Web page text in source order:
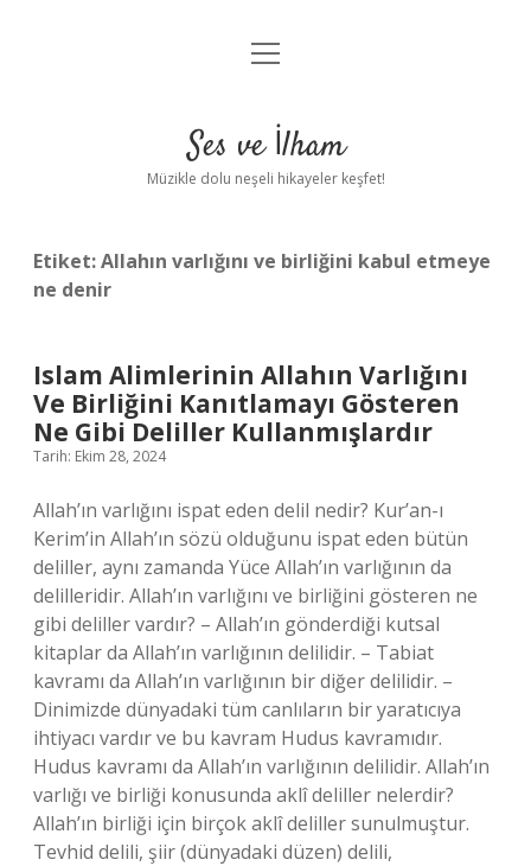
Anasayfa
Yasal Uyarı
menüyü
Ses ve İlham
Müzikle dolu neşeli hikayeler keşfet!
Etiket:Allahın varlığını ve birliğini kabul etmeye
ne denir
Islam Alimlerinin Allahın Varlığını
Ve Birliğini Kanıtlamayı Gösteren
Ne Gibi Deliller Kullanmışlardır
Tarih: Ekim 28, 2024
Allah’ın varlığını ispat eden delil nedir? Kur’an-ı
Kerim’in Allah’ın sözü olduğunu ispat eden bütün
deliller, aynı zamanda Yüce Allah’ın varlığının da
delilleridir. Allah’ın varlığını ve birliğini gösteren ne
gibi deliller vardır? – Allah’ın gönderdiği kutsal
kitaplar da Allah’ın varlığının delilidir. – Tabiat
kavramı da Allah’ın varlığının bir diğer delilidir. –
Dinimizde dünyadaki tüm canlıların bir yaratıcıya
ihtiyacı vardır ve bu kavram Hudus kavramıdır.
Hudus kavramı da Allah’ın varlığının delilidir. Allah’ın
varlığı ve birliği konusunda aklî deliller nelerdir?
Allah’ın birliği için birçok aklî deliller sunulmuştur.
Tevhid delili, şiir (dünyadaki düzen) delili,